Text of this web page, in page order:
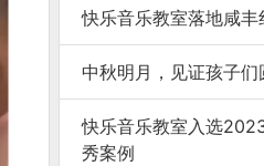
快乐音乐教室落地咸丰
中秋明月，见证孩子
快乐音乐教室入选
秀案例